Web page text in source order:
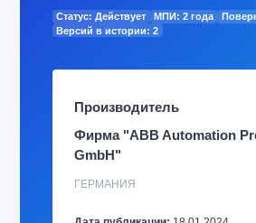
Статус: Действует МПИ: 2 года
Версий в истории: 2
Производитель
Фирма "ABB Automation
GmbH"
ГЕРМАНИЯ